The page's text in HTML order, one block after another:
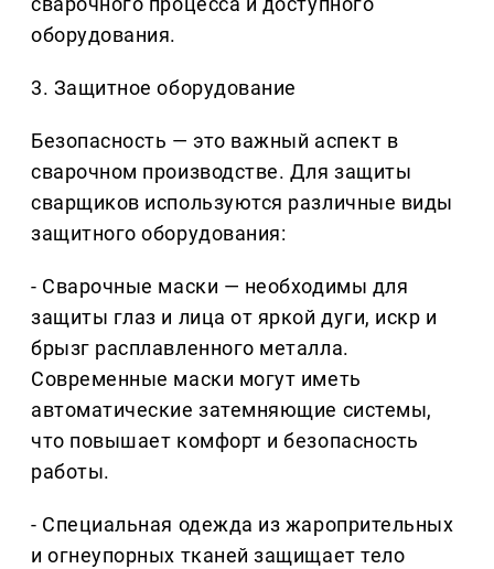
оборудования.
3. Защитное оборудование
Безопасность — это важный аспект в
сварочном производстве. Для защиты
сварщиков используются различные виды
защитного оборудования:
- Сварочные маски — необходимы для
защиты глаз и лица от яркой дуги, искр и
брызг расплавленного металла.
Современные маски могут иметь
автоматические затемняющие системы,
что повышает комфорт и безопасность
работы.
- Специальная одежда из жаропрительных
и огнеупорных тканей защищает тело